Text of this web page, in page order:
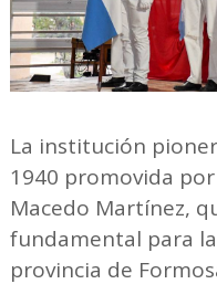
La institución
1940 promovida
Macedo Martínez,
fundamental para
provincia de